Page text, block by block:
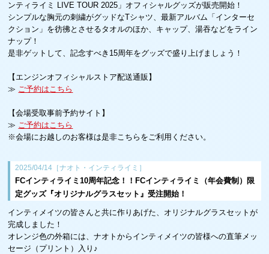
ンティライミ LIVE TOUR 2025」オフィシャルグッズが販売開始！
シンプルな胸元の刺繍がグッドなTシャツ、最新アルバム「インターセ
クション」を彷彿とさせるタオルのほか、キャップ、湯吞などをライン
ナップ！
是非ゲットして、記念すべき15周年をグッズで盛り上げましょう！
【エンジンオフィシャルストア配送通販】
≫ご予約はこちら
【会場受取事前予約サイト】
≫ご予約はこちら
※会場にお越しのお客様は是非こちらをご利用ください。
2025/04/14［ナオト・インティライミ］
FCインティライミ10周年記念！！FCインティライミ（年会費制）限
定グッズ『オリジナルグラスセット』受注開始！
インティメイツの皆さんと共に作りあげた、オリジナルグラスセットが
完成しました！
オレンジ色の外箱には、ナオトからインティメイツの皆様への直筆メッ
セージ（プリント）入り♪